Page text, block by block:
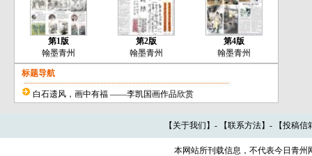
第1版
翰墨青州
第2版
翰墨青州
第4版
翰墨青州
标题导航
白石遗风，画中有福 ——李凯国画作品欣赏
【 关于我们 】- 【联系方法】- 【投稿信
本网站所刊载信息，不代表今日青